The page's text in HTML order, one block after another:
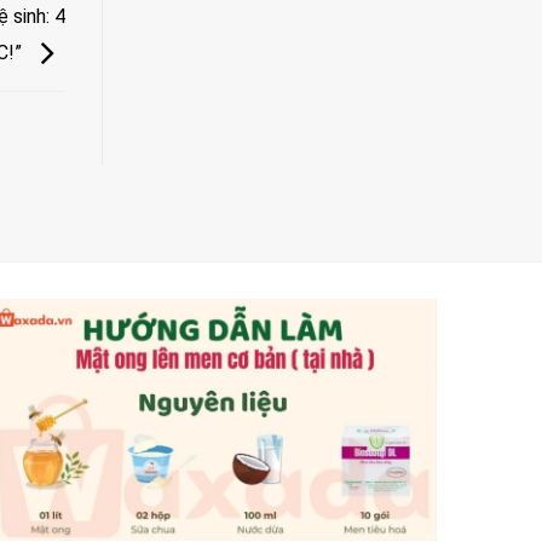
sinh: 4